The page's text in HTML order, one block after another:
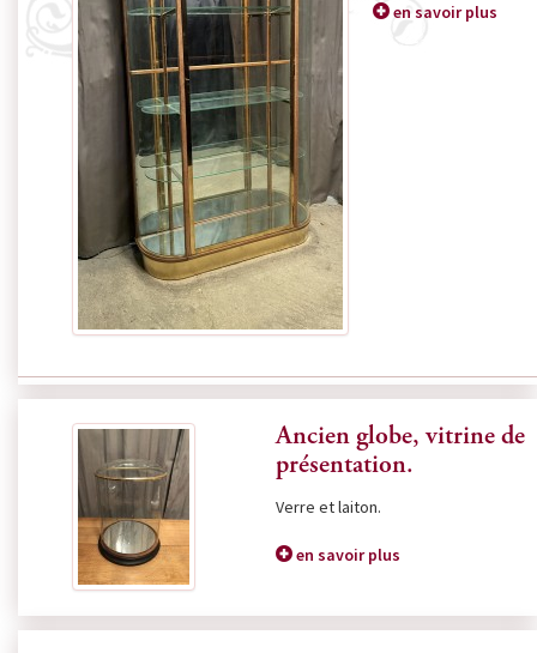
en savoir plus
Ancien globe, vitrine de
présentation.
Verre et laiton.
en savoir plus